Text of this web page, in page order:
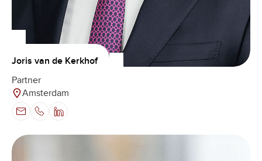
Joris van de Kerkhof
Partner
Amsterdam